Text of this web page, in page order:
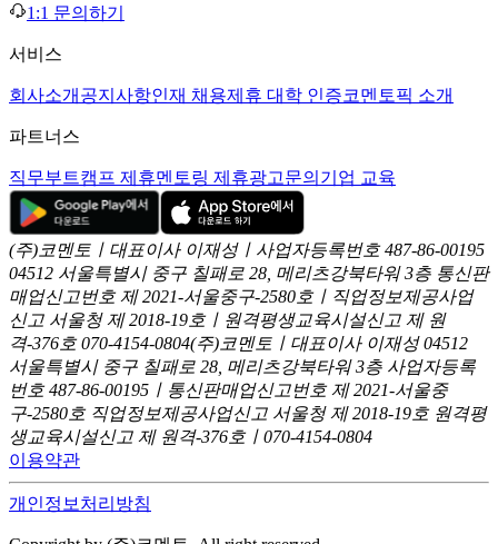
1:1 문의하기
서비스
회사소개 공지사항인재 채용제휴 대학 인증코멘토픽 소개
파트너스
직무부트캠프 제휴멘토링 제휴광고문의 기업 교육
(주)코멘토ㅣ대표이사 이재성ㅣ사업자등록번호 487-86-00195
04512 서울특별시 중구 칠패로 28, 메리츠강북타워 3층 통신판
매업신고번호 제 2021-서울중구-2580호ㅣ직업정보제공사업
신고 서울청 제 2018-19호ㅣ원격평생교육시설신고 제 원
격-376호 070-4154-0804(주)코멘토ㅣ대표이사 이재성 04512
서울특별시 중구 칠패로 28, 메리츠강북타워 3층 사업자등록
번호 487-86-00195ㅣ통신판매업신고번호 제 2021-서울중
구-2580호 직업정보제공사업신고 서울청 제 2018-19호 원격평
생교육시설신고 제 원격-376호ㅣ070-4154-0804
이용약관
개인정보처리방침